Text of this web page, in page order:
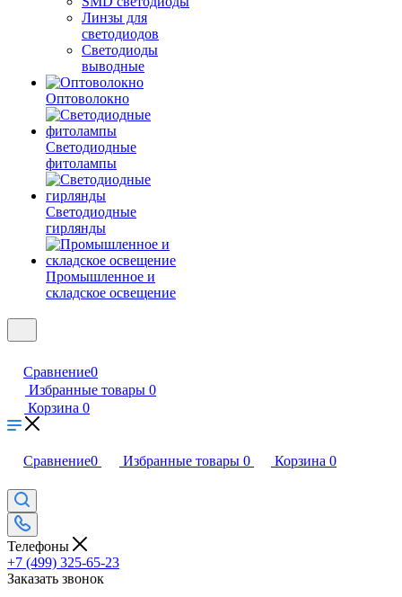
Линзы для
светодиодов
Светодиоды
выводные
Оптоволокно
Светодиодные
фитолампы
Светодиодные
гирлянды
Промышленное и
складское освещение
Сравнение0
Избранные товары 0
Корзина 0
Сравнение0 Избранные товары 0 Корзина 0
Телефоны
+7 (499) 325-65-23
Заказать звонок